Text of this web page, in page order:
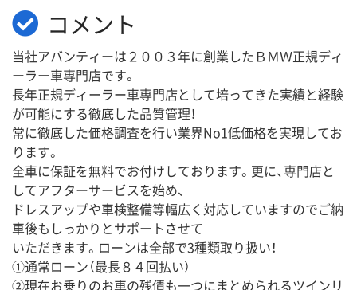
コメント
当社アバンティーは２００３年に創業したＢＭＷ正規ディ
ーラー車専門店です。
長年正規ディーラー車専門店として培ってきた実績と経験
が可能にする徹底した品質管理！
常に徹底した価格調査を行い業界No1低価格を実現してお
ります。
全車に保証を無料でお付けしております。更に、専門店と
してアフターサービスを始め、
ドレスアップや車検整備等幅広く対応していますのでご納
車後もしっかりとサポートさせて
いただきます。ローンは全部で3種類取り扱い！
①通常ローン（最長８４回払い）
②現在お乗りのお車の残債も一つにまとめられるツインリ